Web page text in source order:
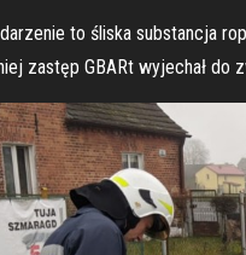
to śliska substancja
zastęp GBARt wyjechał do